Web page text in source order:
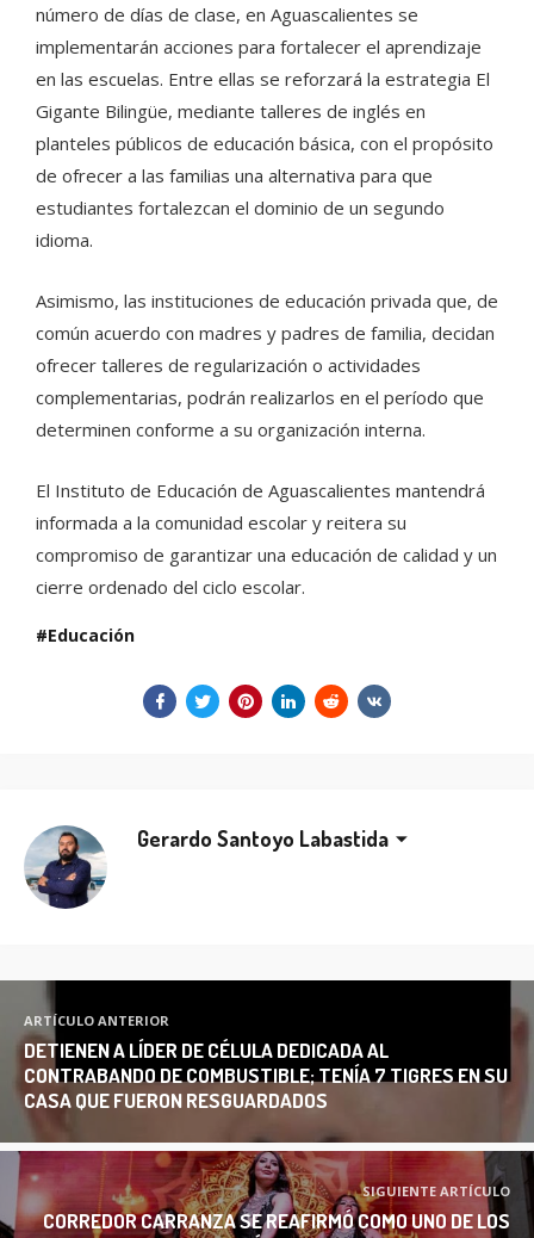
número de días de clase, en Aguascalientes se
implementarán acciones para fortalecer el aprendizaje
en las escuelas. Entre ellas se reforzará la estrategia El
Gigante Bilingüe, mediante talleres de inglés en
planteles públicos de educación básica, con el propósito
de ofrecer a las familias una alternativa para que
estudiantes fortalezcan el dominio de un segundo
idioma.
Asimismo, las instituciones de educación privada que, de
común acuerdo con madres y padres de familia, decidan
ofrecer talleres de regularización o actividades
complementarias, podrán realizarlos en el período que
determinen conforme a su organización interna.
El Instituto de Educación de Aguascalientes mantendrá
informada a la comunidad escolar y reitera su
compromiso de garantizar una educación de calidad y un
cierre ordenado del ciclo escolar.
Educación
Gerardo Santoyo Labastida
ARTÍCULO ANTERIOR
DETIENEN A LÍDER DE CÉLULA DEDICADA AL
CONTRABANDO DE COMBUSTIBLE; TENÍA 7 TIGRES EN SU
CASA QUE FUERON RESGUARDADOS
SIGUIENTE ARTÍCULO
CORREDOR CARRANZA SE REAFIRMÓ COMO UNO DE LOS